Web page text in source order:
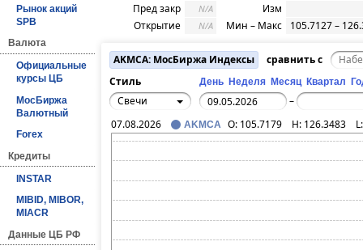
Рынок акций
SPB
Валюта
Официальные
курсы ЦБ
МосБиржа
Валютный
Forex
Кредиты
INSTAR
MIBID, MIBOR,
MIACR
Данные ЦБ РФ
Пред закр N/A
Открытие N/A
Изм
Мин – Макс
105.7127 –
AKMCA: МосБиржа Индексы
сравнить с
Стиль
День Неделя Месяц Квартал
Свечи
–
07.08.2026
AKMCA O: 105.7179 H: 126.3483